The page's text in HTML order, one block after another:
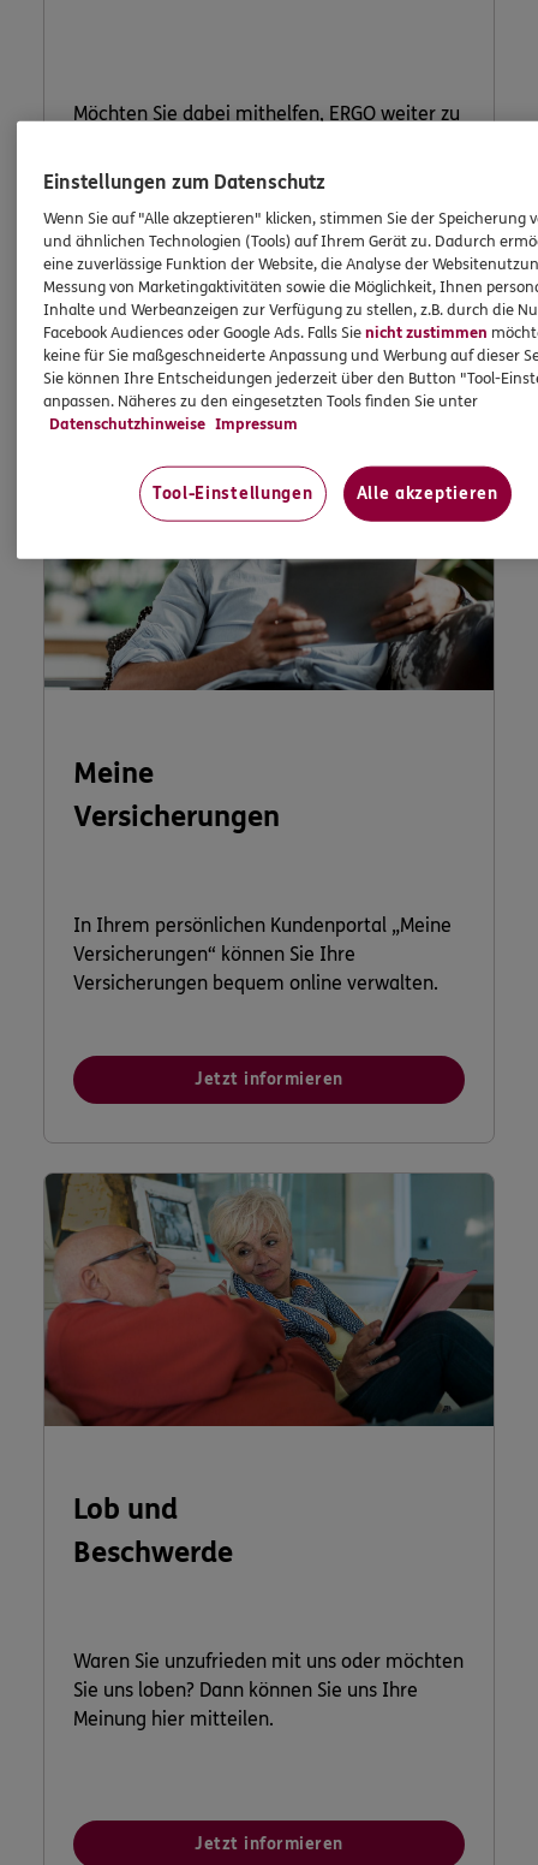
Möchten Sie dabei mithelfen, ERGO weiter zu
Kundenwerkstatt.
Jetzt informieren
Meine
Versicherungen
In Ihrem persönlichen Kundenportal „Meine
Versicherungen“ können Sie Ihre
Versicherungen bequem online verwalten.
Jetzt informieren
Lob und
Beschwerde
Waren Sie unzufrieden mit uns oder möchten
Sie uns loben? Dann können Sie uns Ihre
Meinung hier mitteilen.
Jetzt informieren
Einstellungen zum Datenschutz
Wenn Sie auf "Alle akzeptieren" klicken, stimmen Sie der Speicherung
und ähnlichen Technologien (Tools) auf Ihrem Gerät zu. Dadurch
eine zuverlässige Funktion der Website, die Analyse der
Messung von Marketingaktivitäten sowie die Möglichkeit, Ihnen
Inhalte und Werbeanzeigen zur Verfügung zu stellen, z.B. durch die
Facebook Audiences oder Google Ads. Falls Sienicht zustimmen
keine für Sie maßgeschneiderte Anpassung und Werbung auf dieser
Sie können Ihre Entscheidungen jederzeit über den Button "Tool-
anpassen. Näheres zu den eingesetzten Tools finden Sie unter
Datenschutzhinweise Impressum
Tool-Einstellungen Alle akzeptieren